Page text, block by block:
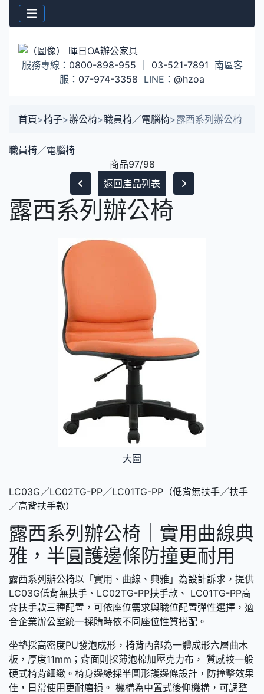
服務專線： 0800-898-955 03-521-7891 南區客
服： 07-974-3358 LINE： @hzoa
首頁>椅子>辦公椅>職員椅／電腦椅>露西系列辦公椅
職員椅／電腦椅
商品97/98
返回產品列表
露西系列辦公椅
大圖
LC03G／LC02TG-PP／LC01TG-PP（低背無扶手／扶手
／高背扶手款）
露西系列辦公椅｜實用曲線典
雅，半圓護邊條防撞更耐用
露西系列辦公椅以「實用、曲線、典雅」為設計訴求，提供
LC03G低背無扶手、LC02TG-PP扶手款、 LC01TG-PP高
背扶手款三種配置，可依座位需求與職位配置彈性選擇，適
合企業辦公室統一採購時依不同座位性質搭配。
坐墊採高密度PU發泡成形，椅背內部為一體成形六層曲木
板，厚度11mm；背面則採薄泡棉加壓克力布， 質感較一般
硬式椅背細緻。椅身邊緣採半圓形護邊條設計，防撞擊效果
佳，日常使用更耐磨損。 機構為中置式後仰機構，可調整